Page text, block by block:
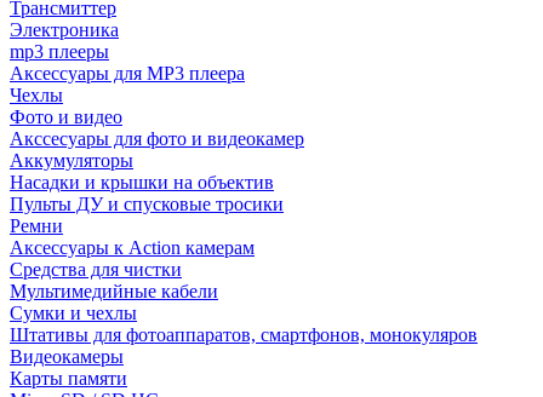
Трансмиттер
Электроника
mp3 плееры
Аксессуары для MP3 плеера
Чехлы
Фото и видео
Акссесуары для фото и видеокамер
Аккумуляторы
Насадки и крышки на объектив
Пульты ДУ и спусковые тросики
Ремни
Аксессуары к Action камерам
Средства для чистки
Мультимедийные кабели
Сумки и чехлы
Штативы для фотоаппаратов, смартфонов, монокуляров
Видеокамеры
Карты памяти